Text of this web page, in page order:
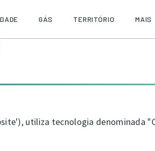
GÁS TERRITÓRIO MAIS
utiliza tecnologia denominada